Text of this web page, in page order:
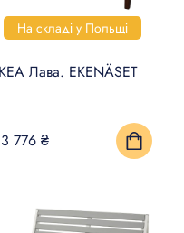
На складі у Польщі
Лава. EKENÄSET
776 ₴